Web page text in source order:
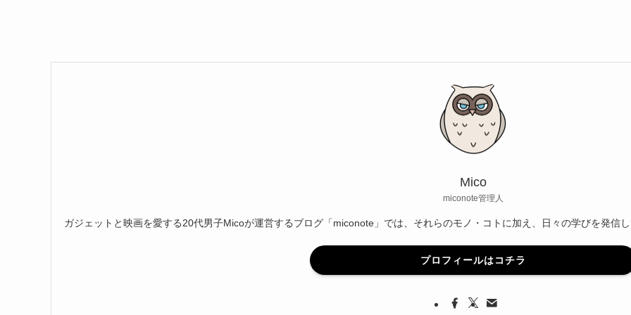
Mico
miconote管理人
ガジェットと映画を愛する20代男子Micoが運営するブログ「miconote」では、それらのモノ・コトに加え、日々の学びを発信し
プロフィールはコチラ